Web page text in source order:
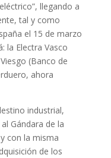
llegando a
tal y como
el 15 de marzo
la Electra Vasco
(Banco de
ahora
industrial,
Gándara de la
con la misma
de los